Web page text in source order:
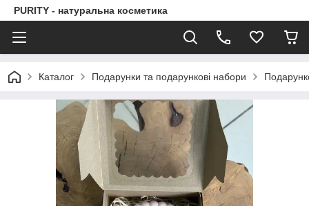
PURITY - натуральна косметика
Каталог Подарунки та подарункові набори